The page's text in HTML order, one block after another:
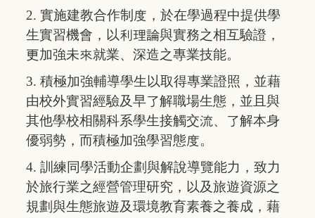
2. 實施建教合作制度，於在學過程中提供學
生實習機會，以利理論與實務之相互驗證，
更加強未來就業、深造之專業技能。
3. 積極加強輔導學生以取得專業證照，並藉
由校外實習經驗及早了解職場生態，並且與
其他學校相關科系學生接觸交流、了解本身
優弱勢，而積極加強學習態度。
4. 訓練同學活動企劃與解說導覽能力，致力
於旅行業之經營管理研究，以及旅遊資源之
規劃與生態旅遊及環境教育素養之養成，藉